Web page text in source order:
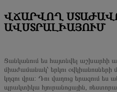
ՎՃԱՐՎՈՂ
ԱՎՍՏՐԱԼԻԱՅՈՒՄ
Ցանկանում ես հայտնվել աշխարհի
միաժամանակ՝ երկու օվկիանոսների
կղզու վրա: Դու վաղուց երազում ես
պրակտիկա հյուրանոցային,